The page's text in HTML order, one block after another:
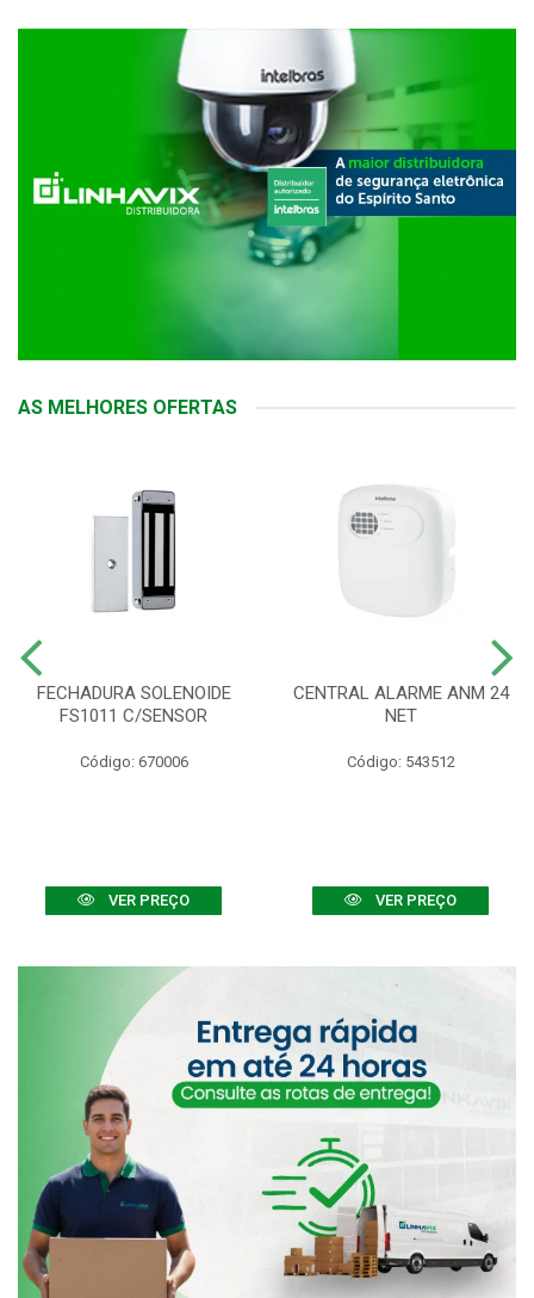
AS MELHORES OFERTAS
FECHADURA SOLENOIDE
FS1011 C/SENSOR
Código: 670006
VER PREÇO
CENTRAL ALARME ANM 24
NET
Código: 543512
VER PREÇO